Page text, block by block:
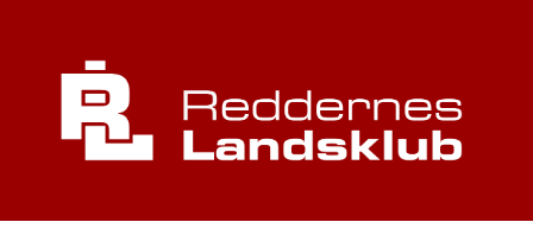
indhold